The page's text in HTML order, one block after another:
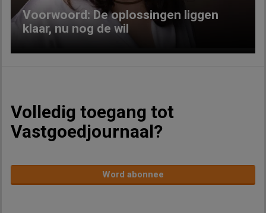
Voorwoord: De oplossingen liggen
klaar, nu nog de wil
Volledig toegang tot
Vastgoedjournaal?
Word abonnee